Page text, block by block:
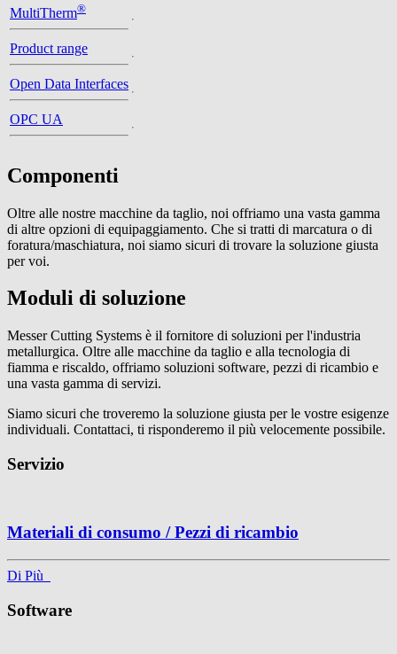
MultiTherm®
Product range
Open Data Interfaces
OPC UA
Componenti
Oltre alle nostre macchine da taglio, noi offriamo una vasta gamma
di altre opzioni di equipaggiamento. Che si tratti di marcatura o di
foratura/maschiatura, noi siamo sicuri di trovare la soluzione giusta
per voi.
Moduli di soluzione
Messer Cutting Systems è il fornitore di soluzioni per l'industria
metallurgica. Oltre alle macchine da taglio e alla tecnologia di
fiamma e riscaldo, offriamo soluzioni software, pezzi di ricambio e
una vasta gamma di servizi.
Siamo sicuri che troveremo la soluzione giusta per le vostre esigenze
individuali. Contattaci, ti risponderemo il più velocemente possibile.
Servizio
Materiali di consumo / Pezzi di ricambio
Di Più
Software